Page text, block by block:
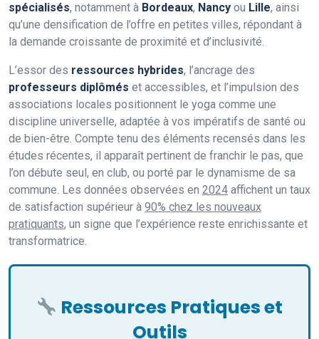
spécialisés, notamment à Bordeaux, Nancy ou Lille, ainsi
qu’une densification de l’offre en petites villes, répondant à
la demande croissante de proximité et d’inclusivité.
L’essor des ressources hybrides, l’ancrage des
professeurs diplômés et accessibles, et l’impulsion des
associations locales positionnent le yoga comme une
discipline universelle, adaptée à vos impératifs de santé ou
de bien-être. Compte tenu des éléments recensés dans les
études récentes, il apparaît pertinent de franchir le pas, que
l’on débute seul, en club, ou porté par le dynamisme de sa
commune. Les données observées en 2024 affichent un taux
de satisfaction supérieur à 90% chez les nouveaux
pratiquants, un signe que l’expérience reste enrichissante et
transformatrice.
Ressources Pratiques et
Outils